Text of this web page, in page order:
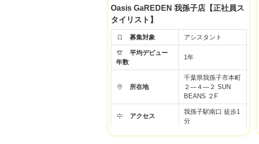
金手当)＋交通費＋
社会保険完備
同じ給与スタートで
す♪
福利厚生
▼社会保険完備
▼土日祝日休み
▼資格手当
▼店販手当
▼役職手当
▼技術手当
▼歩合給あり
Oasis GaREDEN 我孫子店【正社員ス
タイリスト】
募集対象 アシスタント
平均デビュー
年数
1年
所在地
千葉県我孫子市本町
２―４―２ SUN
BEANS ２F
アクセス
我孫子駅南口 徒歩1
分
10:00～20:00／全日